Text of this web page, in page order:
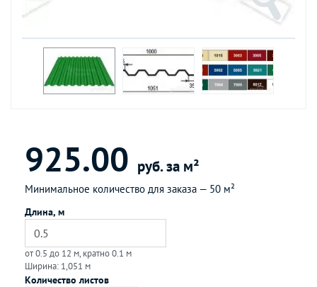
925.00 руб. за м²
Минимальное количество для заказа — 50 м²
Длина, м
от 0.5 до 12 м, кратно 0.1 м
Ширина: 1,051 м
Количество листов